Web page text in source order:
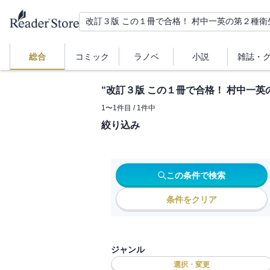
総合 コミック ラノベ 小説 雑誌・
“改訂３版 この１冊で合格！ 村中一
1〜1件目 / 1件中
絞り込み
この条件で検索
条件をクリア
ジャンル
選択・変更